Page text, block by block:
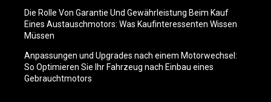
Die Rolle Von Garantie Und Gewährleistung Beim Kauf
Eines Austauschmotors: Was Kaufinteressenten Wissen
Müssen
Anpassungen und Upgrades nach einem Motorwechsel:
So Optimieren Sie Ihr Fahrzeug nach Einbau eines
Gebrauchtmotors